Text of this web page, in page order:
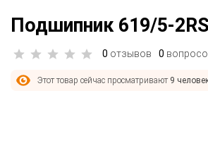
Подшипник 619/5-
0 отзывов 0
Этот товар сейчас просматривают 9